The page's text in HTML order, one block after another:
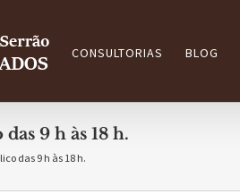
CONSULTORIAS BLOG
9 h às 18 h.
das 9 h às 18 h.